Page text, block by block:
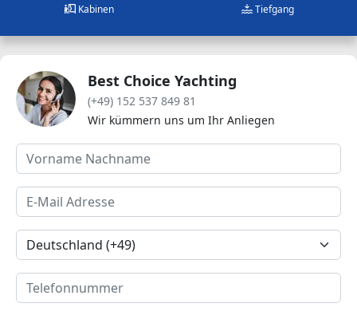
Kabinen Tiefgang
Best Choice Yachting
(+49) 152 537 849 81
Wir kümmern uns um Ihr Anliegen